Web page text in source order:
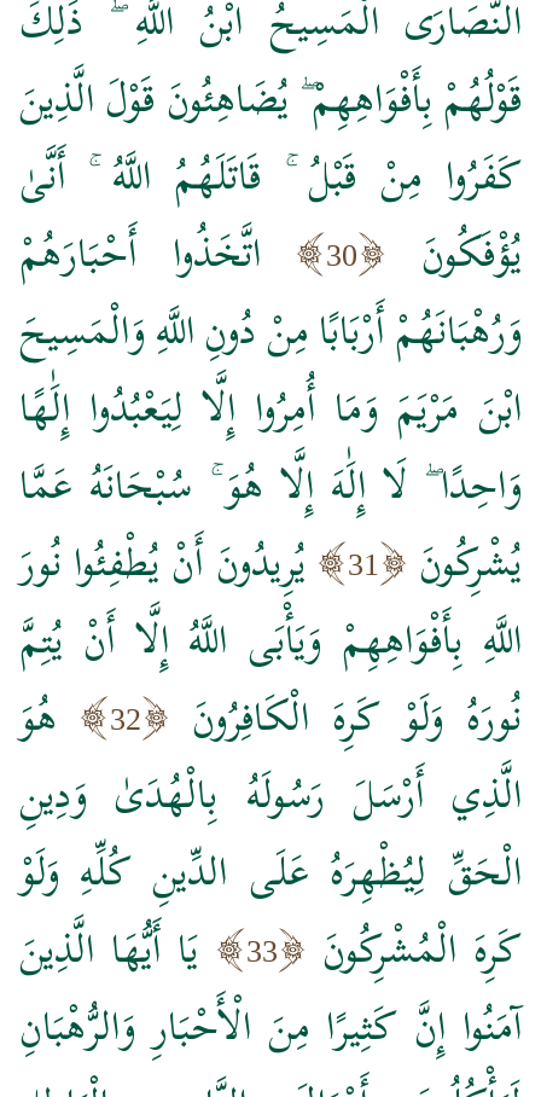
النَّصَارَى الْمَسِيحُ ابْنُ اللَّهِ ۖ ذَٰلِكَ
قَوْلُهُمْ بِأَفْوَاهِهِمْ ۖ يُضَاهِئُونَ قَوْلَ الَّذِينَ
كَفَرُوا مِنْ قَبْلُ ۚ قَاتَلَهُمُ اللَّهُ ۚ أَنَّىٰ
يُؤْفَكُونَ
30
اتَّخَذُوا أَحْبَارَهُمْ
وَرُهْبَانَهُمْ أَرْبَابًا مِنْ دُونِ اللَّهِ وَالْمَسِيحَ
ابْنَ مَرْيَمَ وَمَا أُمِرُوا إِلَّا لِيَعْبُدُوا إِلَٰهًا
وَاحِدًا ۖ لَا إِلَٰهَ إِلَّا هُوَ ۚ سُبْحَانَهُ عَمَّا
يُشْرِكُونَ
31
يُرِيدُونَ أَنْ يُطْفِئُوا نُورَ
اللَّهِ بِأَفْوَاهِهِمْ وَيَأْبَى اللَّهُ إِلَّا أَنْ يُتِمَّ
نُورَهُ وَلَوْ كَرِهَ الْكَافِرُونَ
32
هُوَ
الَّذِي أَرْسَلَ رَسُولَهُ بِالْهُدَىٰ وَدِينِ
الْحَقِّ لِيُظْهِرَهُ عَلَى الدِّينِ كُلِّهِ وَلَوْ
كَرِهَ الْمُشْرِكُونَ
33
يَا أَيُّهَا الَّذِينَ
آمَنُوا إِنَّ كَثِيرًا مِنَ الْأَحْبَارِ وَالرُّهْبَانِ